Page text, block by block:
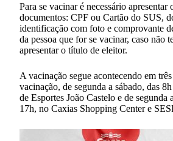
Para se vacinar é necessário apresentar
documentos: CPF ou Cartão do SUS,
identificação com foto e comprovante
da pessoa que for se vacinar, caso não
apresentar o título de eleitor.
A vacinação segue acontecendo em
vacinação, de segunda a sábado, das
de Esportes João Castelo e de segunda
17h, no Caxias Shopping Center e